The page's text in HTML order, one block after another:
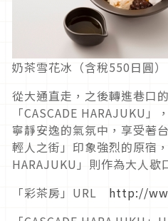
奶茶雪花冰（含稅550日圓）
從大通直走，之後轉進巷口
「CASCADE HARAJUKU」
寧靜安逸的氣氛中，享受著
輕人之街」印象強烈的原宿
HARAJUKU」則作為大人歇
「彩茶房」URL http://